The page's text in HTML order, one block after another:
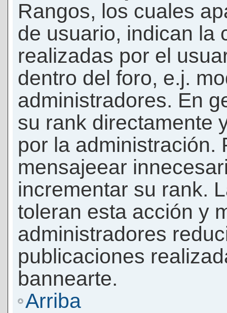
Rangos, los cuales
de usuario, indican la
realizadas por el
dentro del foro, e.j.
administradores. En
su rank directamente
por la administración.
mensajeear
incrementar su rank.
toleran esta acción y
administradores
publicaciones
bannearte.
Arriba